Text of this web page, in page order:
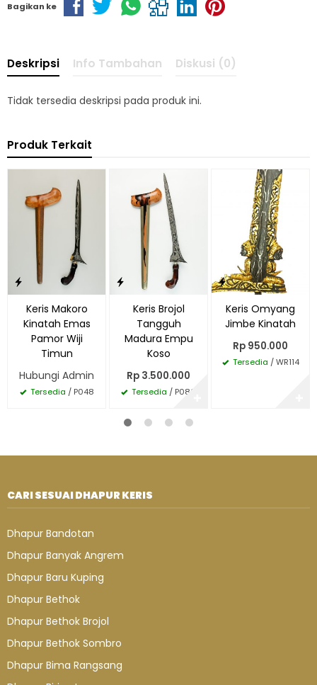
Bagikan ke
Deskripsi Info Tambahan Diskusi (0)
Tidak tersedia deskripsi pada produk ini.
Produk Terkait
Keris Makoro
Kinatah Emas
Pamor Wiji
Timun
Hubungi Admin
Tersedia / P048
Keris Brojol
Tangguh
Madura Empu
Koso
Rp 3.500.000
Tersedia / P080
Keris Omyang
Jimbe Kinatah
Rp 950.000
Tersedia / WR114
CARI SESUAI DHAPUR KERIS
Dhapur Bandotan
Dhapur Banyak Angrem
Dhapur Baru Kuping
Dhapur Bethok
Dhapur Bethok Brojol
Dhapur Bethok Sombro
Dhapur Bima Rangsang